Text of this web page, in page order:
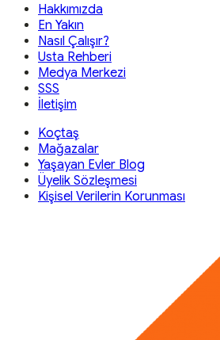
Hakkımızda
En Yakın
Nasıl Çalışır?
Usta Rehberi
Medya Merkezi
SSS
İletişim
Koçtaş
Mağazalar
Yaşayan Evler Blog
Üyelik Sözleşmesi
Kişisel Verilerin Korunması